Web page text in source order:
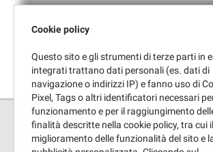
Cookie policy
Questo sito e gli strumenti di terze parti in
integrati trattano dati personali (es. dati di
navigazione o indirizzi IP) e fanno uso di
Pixel, Tags o altri identificatori necessari
funzionamento e per il raggiungimento
finalità descritte nella cookie policy, tra cui il
miglioramento delle funzionalità del sito e